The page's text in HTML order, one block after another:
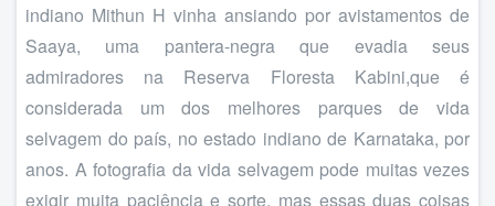
indiano Mithun H vinha ansiando por avistamentos de
Saaya, uma pantera-negra que evadia seus
admiradores na Reserva Floresta Kabini,que é
considerada um dos melhores parques de vida
selvagem do país, no estado indiano de Karnataka, por
anos. A fotografia da vida selvagem pode muitas vezes
exigir muita paciência e sorte, mas essas duas coisas